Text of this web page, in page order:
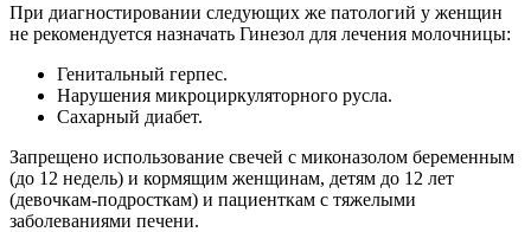
При диагностировании следующих же патологий у женщин
не рекомендуется назначать Гинезол для лечения молочницы:
Генитальный герпес.
Нарушения микроциркуляторного русла.
Сахарный диабет.
Запрещено использование свечей с миконазолом беременным
(до 12 недель) и кормящим женщинам, детям до 12 лет
(девочкам-подросткам) и пациенткам с тяжелыми
заболеваниями печени.